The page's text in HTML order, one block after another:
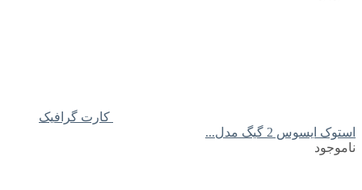
کارت گرافیک
استوک ایسوس 2 گیگ مدل...
ناموجود